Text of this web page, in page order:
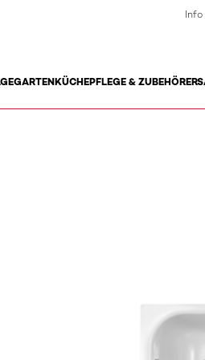
GARTENKÜCHEPFLEGE & ZUBEHÖR
Info